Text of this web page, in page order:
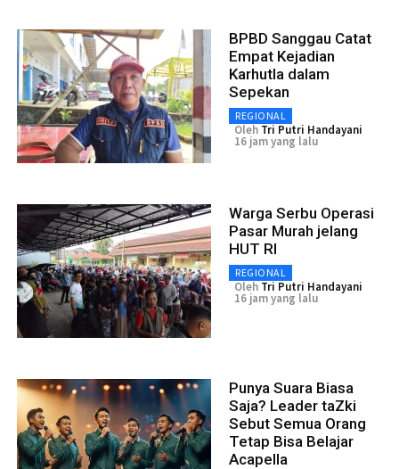
BPBD Sanggau Catat
Empat Kejadian
Karhutla dalam
Sepekan
REGIONAL
Oleh Tri Putri Handayani
16 jam yang lalu
Warga Serbu Operasi
Pasar Murah jelang
HUT RI
REGIONAL
Oleh Tri Putri Handayani
16 jam yang lalu
Punya Suara Biasa
Saja? Leader taZki
Sebut Semua Orang
Tetap Bisa Belajar
Acapella